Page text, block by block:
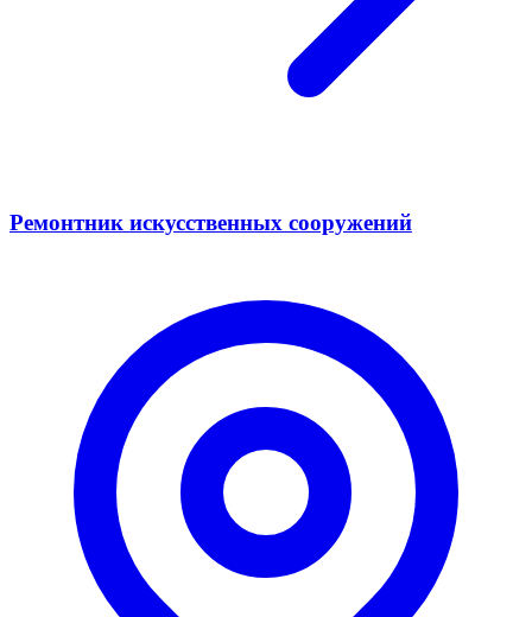
Ремонтник искусственных сооружений